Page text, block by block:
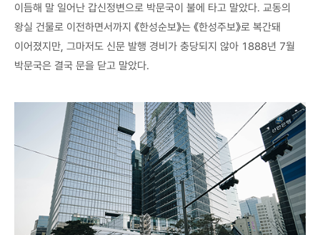
이듬해 말 일어난 갑신정변으로 박문국이 불에 타고 말았다. 교동의
왕실 건물로 이전하면서까지 《한성순보》는 《한성주보》로 복간돼
이어졌지만, 그마저도 신문 발행 경비가 충당되지 않아 1888년 7월
박문국은 결국 문을 닫고 말았다.